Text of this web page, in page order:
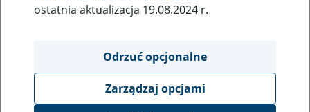
ostatnia aktualizacja 19.08.2024 r.
Odrzuć opcjonalne
Zarządzaj opcjami